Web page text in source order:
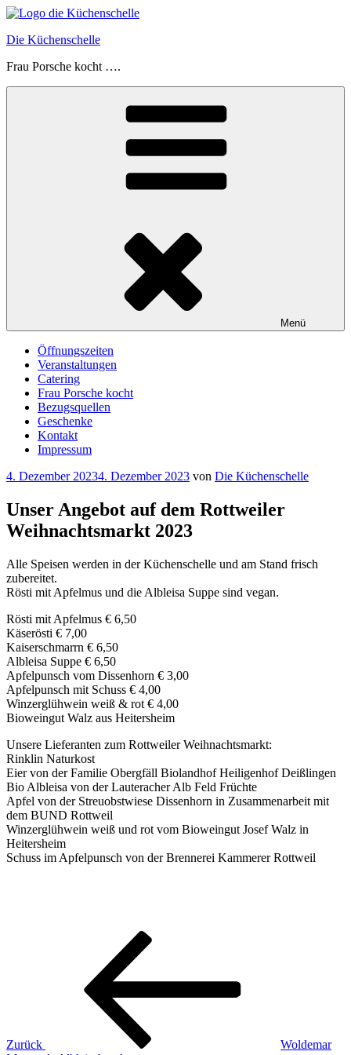
Zum
springen
Die Küchenschelle
Frau Porsche kocht ….
Menü
Öffnungszeiten
Veranstaltungen
Catering
Frau Porsche kocht
Bezugsquellen
Geschenke
Kontakt
Impressum
Veröffentlicht
4. Dezember 20234. Dezember 2023 von Die Küchenschelle
Unser Angebot auf dem Rottweiler
Weihnachtsmarkt 2023
Alle Speisen werden in der Küchenschelle und am Stand frisch
zubereitet.
Rösti mit Apfelmus und die Albleisa Suppe sind vegan.
Rösti mit Apfelmus € 6,50
Käserösti € 7,00
Kaiserschmarrn € 6,50
Albleisa Suppe € 6,50
Apfelpunsch vom Dissenhorn € 3,00
Apfelpunsch mit Schuss € 4,00
Winzerglühwein weiß & rot € 4,00
Bioweingut Walz aus Heitersheim
Unsere Lieferanten zum Rottweiler Weihnachtsmarkt:
Rinklin Naturkost
Eier von der Familie Obergfäll Biolandhof Heiligenhof Deißlingen
Bio Albleisa von der Lauteracher Alb Feld Früchte
Apfel von der Streuobstwiese Dissenhorn in Zusammenarbeit mit
dem BUND Rottweil
Winzerglühwein weiß und rot vom Bioweingut Josef Walz in
Heitersheim
Schuss im Apfelpunsch von der Brennerei Kammerer Rottweil
Beitragsnavigation
Zurück
Woldemar